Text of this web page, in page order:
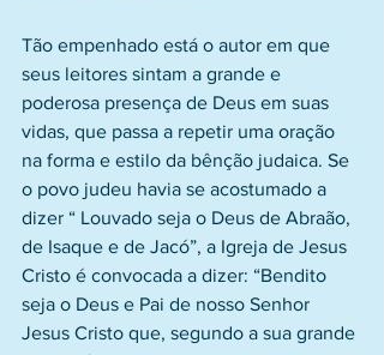
Tão empenhado está o autor em que
seus leitores sintam a grande e
poderosa presença de Deus em suas
vidas, que passa a repetir uma oração
na forma e estilo da bênção judaica. Se
o povo judeu havia se acostumado a
dizer “ Louvado seja o Deus de Abraão,
de Isaque e de Jacó”, a Igreja de Jesus
Cristo é convocada a dizer: “Bendito
seja o Deus e Pai de nosso Senhor
Jesus Cristo que, segundo a sua grande